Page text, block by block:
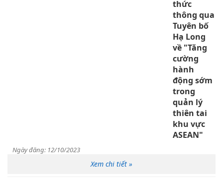
thức
thông qua
Tuyên bố
Hạ Long
về "Tăng
cường
hành
động sớm
trong
quản lý
thiên tai
khu vực
ASEAN"
Ngày đăng: 12/10/2023
Xem chi tiết »